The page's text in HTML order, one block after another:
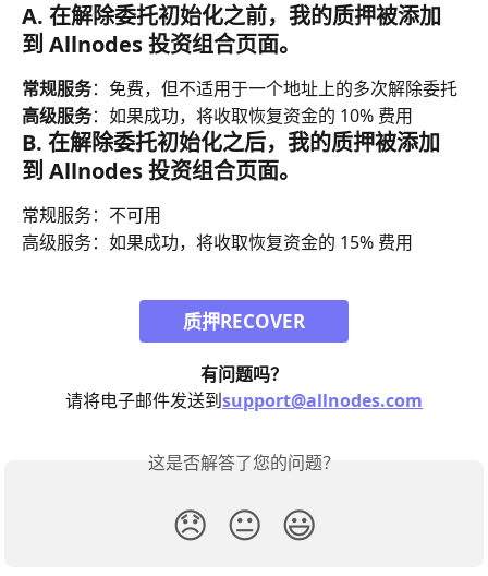
A. 在解除委托初始化之前，我的质押被添加
到 Allnodes 投资组合页面。
常规服务：免费，但不适用于一个地址上的多次解除委托
高级服务：如果成功，将收取恢复资金的 10% 费用
B. 在解除委托初始化之后，我的质押被添加
到 Allnodes 投资组合页面。
常规服务：不可用
高级服务：如果成功，将收取恢复资金的 15% 费用
质押RECOVER
有问题吗？
请将电子邮件发送到support@allnodes.com
这是否解答了您的问题？
😞 😐 😃